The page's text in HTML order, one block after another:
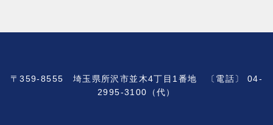
〒359-8555 埼玉県所沢市並木4丁目1番地 〔電話〕 04-
2995-3100（代）